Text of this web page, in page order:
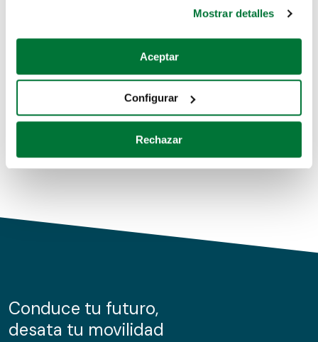
Si lo permite, también quisiéramos:
Recopilar información sobre su ubicación geográfica
Identificar su dispositivo analizándolo activamente
para buscar características específicas (huellas
Obtenga más información sobre cómo se procesan sus
de cookies.
información sobre el uso que haga del sitio web con
nuestros partners de redes sociales, publicidad y análisis
Mostrar detalles
Aceptar
Configurar
Rechazar
Coches de segunda mano
Coches de km0
Conduce tu futuro,
desata tu movilidad